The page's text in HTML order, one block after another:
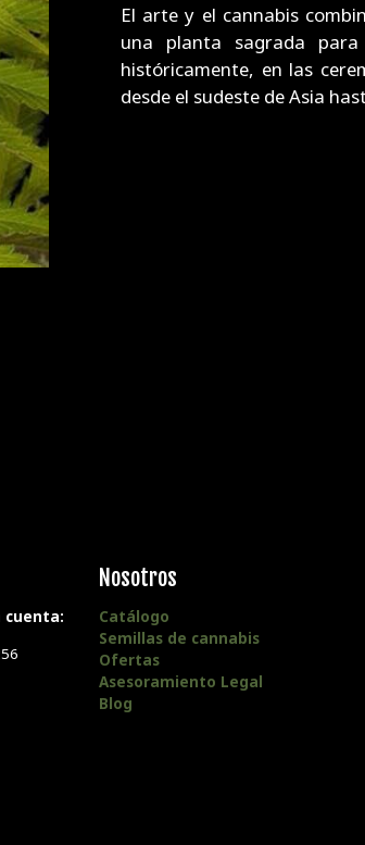
El arte y el cannabis
una planta sagrada
históricamente, en las
desde el sudeste de Asia
cuenta:
Nosotros
Catálogo
Semillas de cannabis
Ofertas
Asesoramiento Legal
Blog